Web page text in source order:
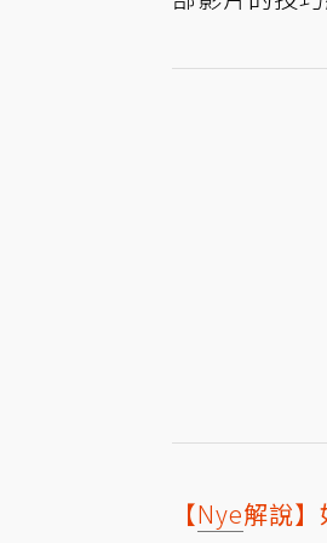
【Nye解說